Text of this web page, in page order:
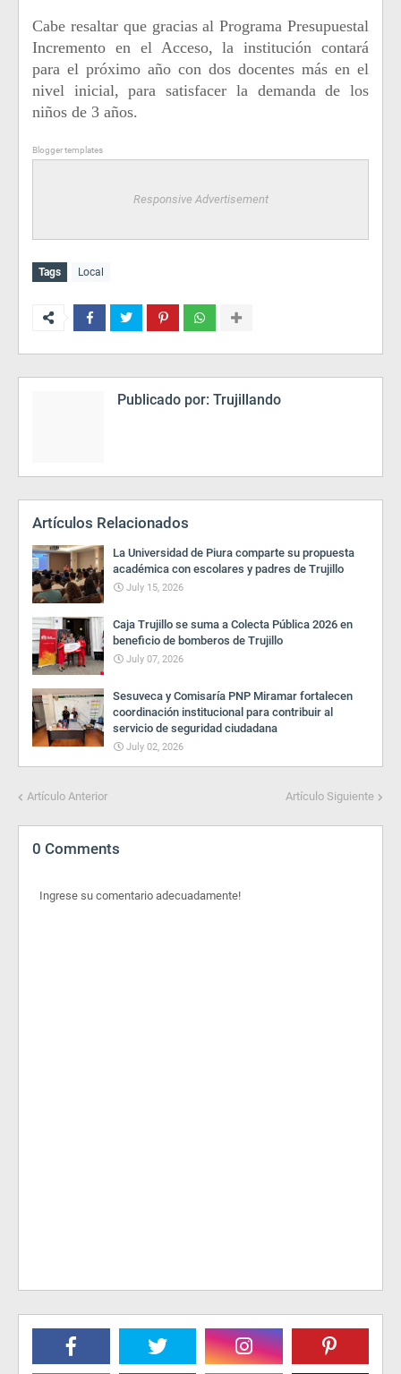
Cabe resaltar que gracias al Programa Presupuestal
Incremento en el Acceso, la institución contará
para el próximo año con dos docentes más en el
nivel inicial, para satisfacer la demanda de los
niños de 3 años.
Blogger templates
Responsive Advertisement
Tags Local
Publicado por: Trujillando
Artículos Relacionados
La Universidad de Piura comparte su propuesta
académica con escolares y padres de Trujillo
July 15, 2026
Caja Trujillo se suma a Colecta Pública 2026 en
beneficio de bomberos de Trujillo
July 07, 2026
Sesuveca y Comisaría PNP Miramar fortalecen
coordinación institucional para contribuir al
servicio de seguridad ciudadana
July 02, 2026
Artículo Anterior Artículo Siguiente
0 Comments
Ingrese su comentario adecuadamente!